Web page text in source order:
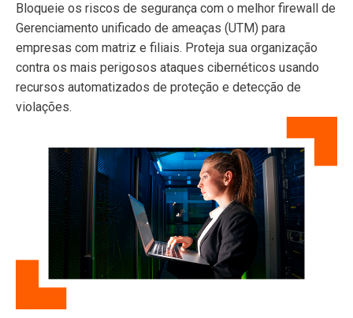
Bloqueie os riscos de segurança com o melhor firewall de
Gerenciamento unificado de ameaças (UTM) para
empresas com matriz e filiais. Proteja sua organização
contra os mais perigosos ataques cibernéticos usando
recursos automatizados de proteção e detecção de
violações.